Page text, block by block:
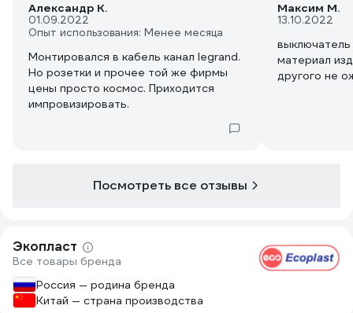
Александр К.
01.09.2022
Опыт использования: Менее месяца
Монтировался в кабель канал legrand.
Но розетки и прочее той же фирмы
цены просто космос. Приходится
импровизировать.
Максим М.
13.10.2022
материал
другого не
Посмотреть все отзывы
Экопласт
Все товары бренда
Россия — родина бренда
Китай — страна производства